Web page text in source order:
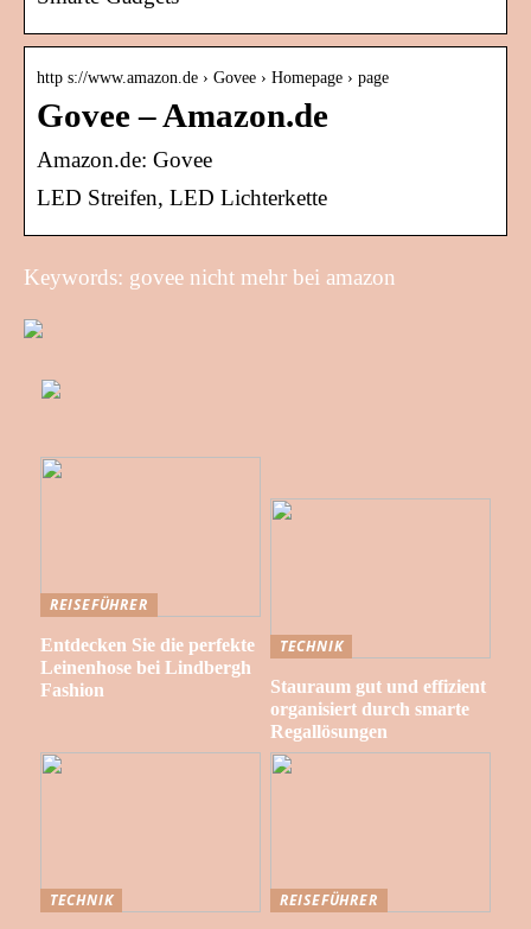
http s://www.amazon.de › Govee › Homepage › page
Govee – Amazon.de
Amazon.de: Govee
LED Streifen, LED Lichterkette
Keywords: govee nicht mehr bei amazon
REISEFÜHRER
Entdecken Sie die perfekte
Leinenhose bei Lindbergh
Fashion
TECHNIK
Stauraum gut und effizient
organisiert durch smarte
Regallösungen
TECHNIK REISEFÜHRER